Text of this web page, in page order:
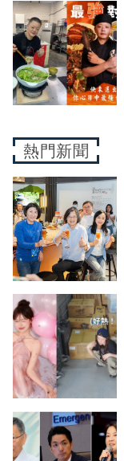
漢光42演習
熱門新聞